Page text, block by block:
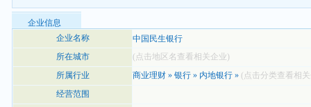
企业信息
企业名称
中国民生银行
所在城市
(点击地区名查看相关企业)
所属行业
商业理财 » 银行 » 内地银行 » (点击分类查看相
经营范围